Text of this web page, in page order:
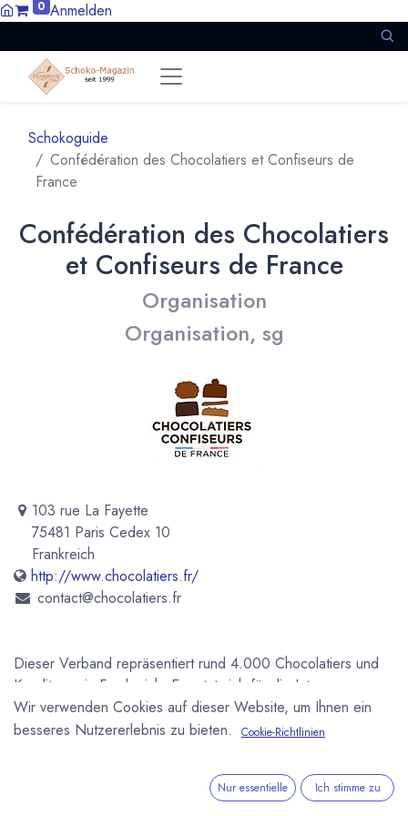
0 Anmelden
Schokoguide
Confédération des Chocolatiers et Confiseurs de
France
Confédération des Chocolatiers
et Confiseurs de France
Organisation
Organisation, sg
103 rue La Fayette
75481 Paris Cedex 10
Frankreich
http://www.chocolatiers.fr/
contact@chocolatiers.fr
Dieser Verband repräsentiert rund 4.000 Chocolatiers und
Konditoren in Frankreich. Er setzt sich für die Interessen
seiner Mitglieder und die Förderung des Handwerks ein.
Darüber hinaus ist er für die Tarifvereinbarungen der Branche
Université du chocolat et de la Confiserie trägt die
Organisation mit zahlreichen Kursen und Seminaren zur
Wir verwenden Cookies auf dieser Website, um Ihnen ein
besseres Nutzererlebnis zu bieten.
Cookie-Richtlinien
Nur essentielle Ich stimme zu